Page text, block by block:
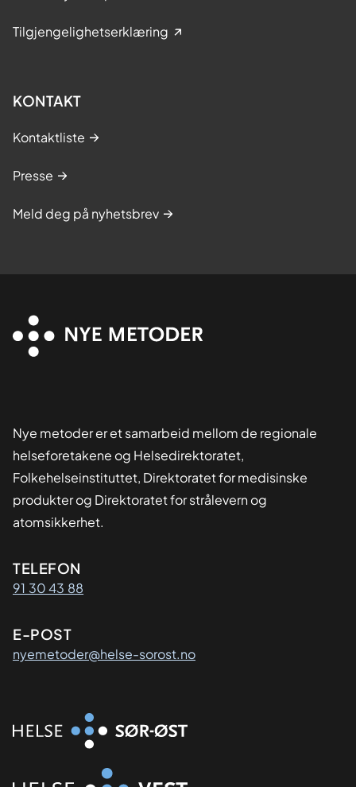
Tilgjengelighetserklæring
KONTAKT
Kontaktliste
Presse
Meld deg på nyhetsbrev
Nye metoder er et samarbeid mellom de regionale
helseforetakene og Helsedirektoratet,
Folkehelseinstituttet, Direktoratet for medisinske
produkter og Direktoratet for strålevern og
atomsikkerhet.
Kontaktinformasjon
TELEFON
91 30 43 88
E-POST
nyemetoder@helse-sorost.no
Organisasjon